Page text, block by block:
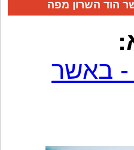
הוד השרון מפה
- באשר